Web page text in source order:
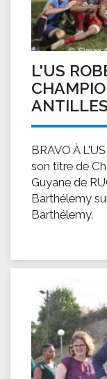
L'US
BRAVO À
son titre de
Guyane de
Barthélemy
Barthélemy.